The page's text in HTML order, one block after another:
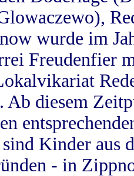
wurde im
Freudenfier
Ab diesem
Kinder aus
- in